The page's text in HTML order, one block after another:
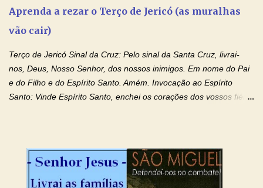
Aprenda a rezar o Terço de Jericó (as muralhas
vão cair)
Terço de Jericó Sinal da Cruz: Pelo sinal da Santa Cruz, livrai-
nos, Deus, Nosso Senhor, dos nossos inimigos. Em nome do Pai
e do Filho e do Espírito Santo. Amém. Invocação ao Espírito
Santo: Vinde Espírito Santo, enchei os corações dos vossos fiéis
Santo, fazei que apreciemos retamente todas as coisas segundo
o mesmo Espírito e gozemos sempre da sua consolação. Por
Cristo, Senhor Nosso. Amém. Creio: Creio em Deus Pai Todo-